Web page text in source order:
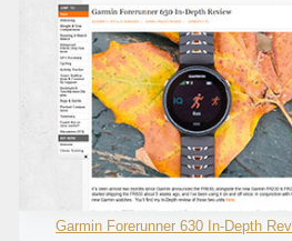
Garmin Forerunner 630 In-Depth